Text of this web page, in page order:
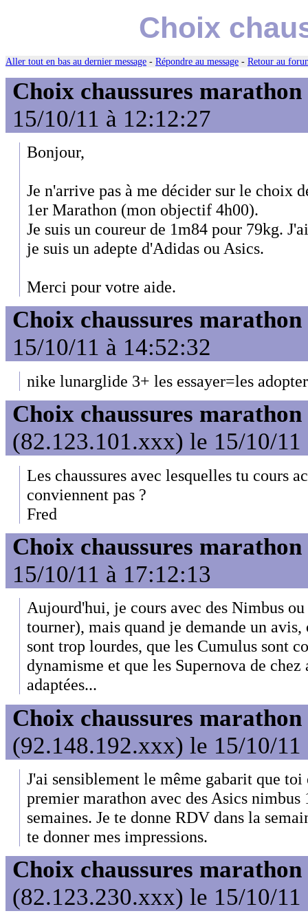
Choix
Aller tout en bas au dernier message - Répondre au message - Retour au
Choix chaussures marathon
15/10/11 à 12:12:27
Bonjour,
Je n'arrive pas à me décider sur le choix
1er Marathon (mon objectif 4h00).
Je suis un coureur de 1m84 pour 79kg.
je suis un adepte d'Adidas ou Asics.
Merci pour votre aide.
Choix chaussures marathon
15/10/11 à 14:52:32
nike lunarglide 3+ les essayer=les
Choix chaussures marathon
(82.123.101.xxx) le 15/10/11
Les chaussures avec lesquelles tu cours
conviennent pas ?
Fred
Choix chaussures marathon
15/10/11 à 17:12:13
Aujourd'hui, je cours avec des Nimbus
tourner), mais quand je demande un
sont trop lourdes, que les Cumulus sont
dynamisme et que les Supernova de
adaptées...
Choix chaussures marathon
(92.148.192.xxx) le 15/10/11
J'ai sensiblement le même gabarit que
premier marathon avec des Asics nimbus
semaines. Je te donne RDV dans la
te donner mes impressions.
Choix chaussures marathon
(82.123.230.xxx) le 15/10/11